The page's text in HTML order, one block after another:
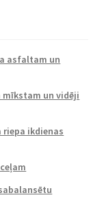
asfaltam un
mīkstam un vidēji
riepa ikdienas